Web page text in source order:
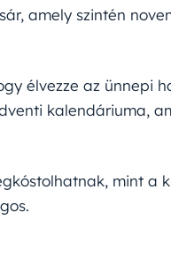
amely szintén
élvezze az ünnepi
kalendáriuma,
mint a